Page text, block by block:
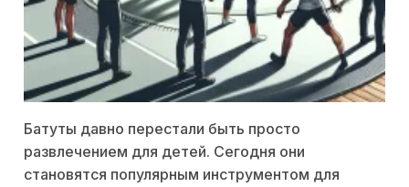
Батуты давно перестали быть просто
развлечением для детей. Сегодня они
становятся популярным инструментом для